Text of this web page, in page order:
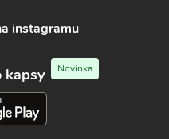
instagramu
kapsy Novinka